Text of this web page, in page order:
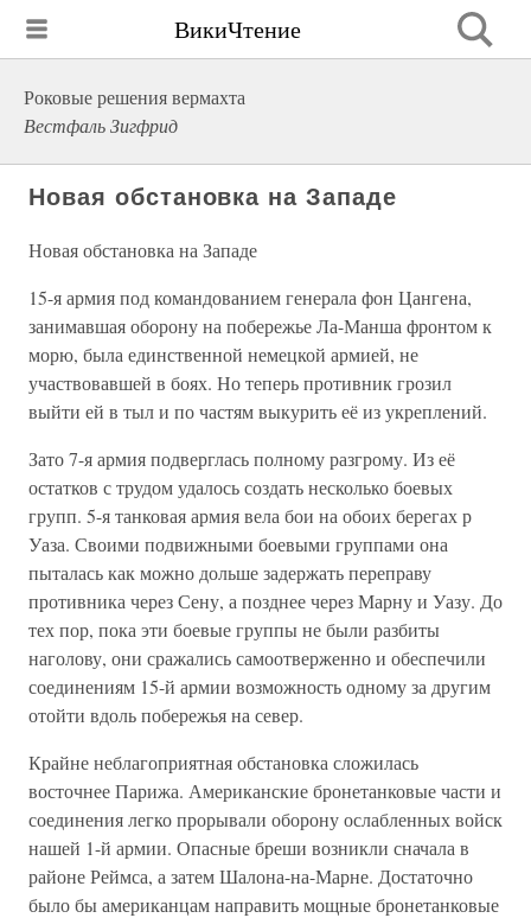
ВикиЧтение
Роковые решения вермахта
Вестфаль Зигфрид
Новая обстановка на Западе
Новая обстановка на Западе
15-я армия под командованием генерала фон Цангена,
занимавшая оборону на побережье Ла-Манша фронтом к
морю, была единственной немецкой армией, не
участвовавшей в боях. Но теперь противник грозил
выйти ей в тыл и по частям выкурить её из укреплений.
Зато 7-я армия подверглась полному разгрому. Из её
остатков с трудом удалось создать несколько боевых
групп. 5-я танковая армия вела бои на обоих берегах р
Уаза. Своими подвижными боевыми группами она
пыталась как можно дольше задержать переправу
противника через Сену, а позднее через Марну и Уазу. До
тех пор, пока эти боевые группы не были разбиты
наголову, они сражались самоотверженно и обеспечили
соединениям 15-й армии возможность одному за другим
отойти вдоль побережья на север.
Крайне неблагоприятная обстановка сложилась
восточнее Парижа. Американские бронетанковые части и
соединения легко прорывали оборону ослабленных войск
нашей 1-й армии. Опасные бреши возникли сначала в
районе Реймса, а затем Шалона-на-Марне. Достаточно
было бы американцам направить мощные бронетанковые